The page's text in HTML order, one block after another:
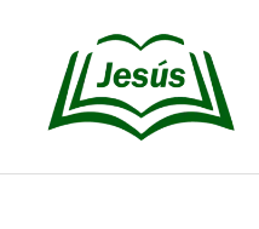
contenido